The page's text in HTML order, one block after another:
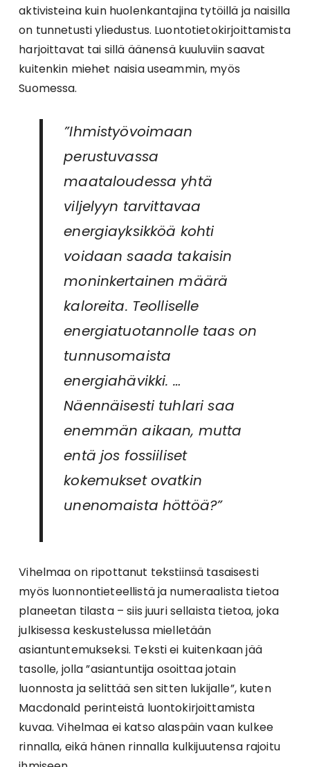
aktivisteina kuin huolenkantajina tytöillä ja naisilla
on tunnetusti yliedustus. Luontotietokirjoittamista
harjoittavat tai sillä äänensä kuuluviin saavat
kuitenkin miehet naisia useammin, myös
Suomessa.
”Ihmistyövoimaan
perustuvassa
maataloudessa yhtä
viljelyyn tarvittavaa
energiayksikköä kohti
voidaan saada takaisin
moninkertainen määrä
kaloreita. Teolliselle
energiatuotannolle taas on
tunnusomaista
energiahävikki. …
Näennäisesti tuhlari saa
enemmän aikaan, mutta
entä jos fossiiliset
kokemukset ovatkin
unenomaista höttöä?”
Vihelmaa on ripottanut tekstiinsä tasaisesti
myös luonnontieteellistä ja numeraalista tietoa
planeetan tilasta – siis juuri sellaista tietoa, joka
julkisessa keskustelussa mielletään
asiantuntemukseksi. Teksti ei kuitenkaan jää
tasolle, jolla ”asiantuntija osoittaa jotain
luonnosta ja selittää sen sitten lukijalle”, kuten
Macdonald perinteistä luontokirjoittamista
kuvaa. Vihelmaa ei katso alaspäin vaan kulkee
rinnalla, eikä hänen rinnalla kulkijuutensa rajoitu